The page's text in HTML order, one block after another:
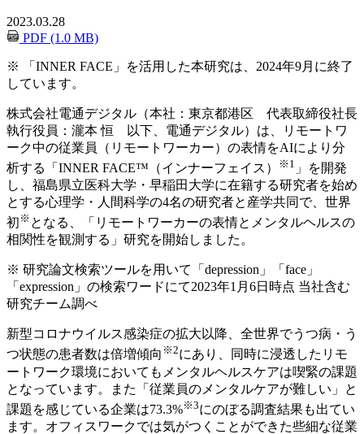
2023.03.28
PDF (1.0 MB)
※
「INNER FACE」を活用した本研究は、2024年9月に終了
しています。
株式会社電通デジタル（本社：東京都港区 代表取締役社長
執行役員：瀧本 恒 以下、電通デジタル）は、リモートワ
ーク中の従業員（リモートワーカー）の表情をAIにより分
析する「INNER FACE™（インナーフェイス）
※1 」を開発
し、福島県立医科大学・早稲田大学に在籍する研究者を始め
とする心理学・人間科学の4名の研究者と産学共同で、世界
初 ※ となる、「リモートワーカーの表情とメンタルヘルスの
相関性を観測する」研究を開始しました。
※ 研究論文検索ツールを用いて「depression」「face」
「expression」の検索ワードにて2023年1月6日時点 当社含む
研究チーム調べ
新型コロナウイルス感染症の拡大以降、全世界でうつ病・う
つ状態の患者数は倍増傾向 ※2にあり、同時に浸透したリモ
ートワーク環境においてもメンタルヘルスケアは喫緊の課題
となっています。また「従業員のメンタルケアが難しい」と
課題を感じている企業は73.3%※3にのぼる調査結果も出てい
ます。オフィスワークでは気がつくことができた些細な従業